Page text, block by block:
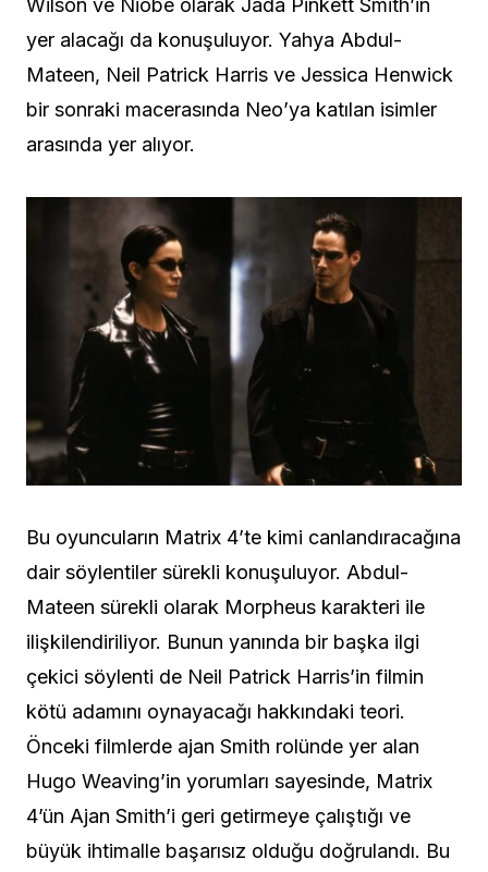
Wilson ve Niobe olarak Jada Pinkett Smith’in
yer alacağı da konuşuluyor. Yahya Abdul-
Mateen, Neil Patrick Harris ve Jessica Henwick
bir sonraki macerasında Neo’ya katılan isimler
arasında yer alıyor.
Bu oyuncuların Matrix 4’te kimi canlandıracağına
dair söylentiler sürekli konuşuluyor. Abdul-
Mateen sürekli olarak Morpheus karakteri ile
ilişkilendiriliyor. Bunun yanında bir başka ilgi
çekici söylenti de Neil Patrick Harris’in filmin
kötü adamını oynayacağı hakkındaki teori.
Önceki filmlerde ajan Smith rolünde yer alan
Hugo Weaving’in yorumları sayesinde, Matrix
4’ün Ajan Smith’i geri getirmeye çalıştığı ve
büyük ihtimalle başarısız olduğu doğrulandı. Bu